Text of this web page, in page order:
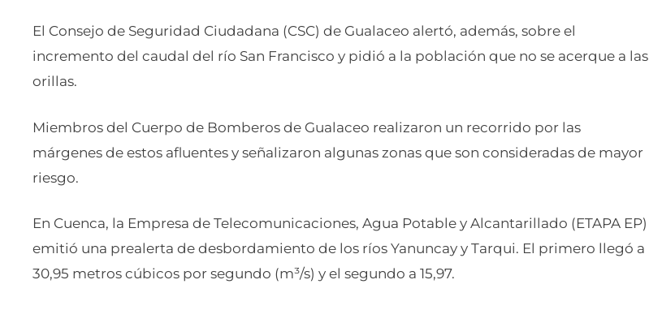
El Consejo de Seguridad Ciudadana (CSC) de Gualaceo alertó, además, sobre el
incremento del caudal del río San Francisco y pidió a la población que no se acerque a las
orillas.
Miembros del Cuerpo de Bomberos de Gualaceo realizaron un recorrido por las
márgenes de estos afluentes y señalizaron algunas zonas que son consideradas de mayor
riesgo.
En Cuenca, la Empresa de Telecomunicaciones, Agua Potable y Alcantarillado (ETAPA EP)
emitió una prealerta de desbordamiento de los ríos Yanuncay y Tarqui. El primero llegó a
30,95 metros cúbicos por segundo (m³/s) y el segundo a 15,97.